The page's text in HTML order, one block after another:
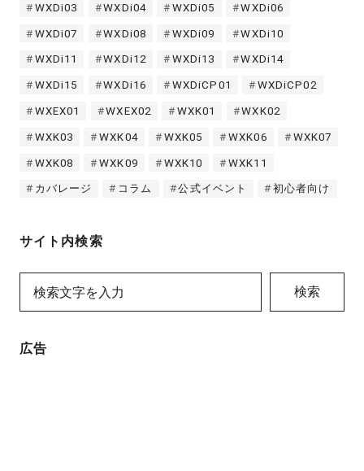
WXDi03 WXDi04 WXDi05 WXDi06
WXDi07 WXDi08 WXDi09 WXDi10
WXDi11 WXDi12 WXDi13 WXDi14
WXDi15 WXDi16 WXDiCP01 WXDiCP02
WXEX01 WXEX02 WXK01 WXK02
WXK03 WXK04 WXK05 WXK06 WXK07
WXK08 WXK09 WXK10 WXK11
カバレージ コラム 公式イベント 初心者向け
サイト内検索
検索
広告